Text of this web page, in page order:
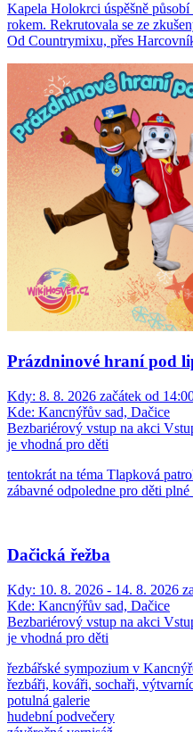
Kapela Holokrci úspěšně
rokem. Rekrutovala se ze
Od Countrymixu, přes
Prázdninové hraní pod
Kdy: 8. 8. 2026 začátek od
Kde: Kancnýřův sad, Dačice
Bezbariérový vstup na akci
je vhodná pro děti
tentokrát na téma Tlapková
zábavné odpoledne pro děti
Dačická řežba
Kdy: 10. 8. 2026 - 14. 8. 2026
Kde: Kancnýřův sad, Dačice
Bezbariérový vstup na akci
je vhodná pro děti
řezbářské sympozium v
řezbáři, kováři, sochaři,
potulná galerie
hudební podvečery